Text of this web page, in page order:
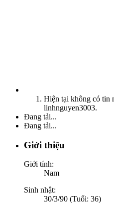
Hiện tại không có tin
linhnguyen3003.
Đang tải...
Đang tải...
Giới thiệu
Giới tính:
Nam
Sinh nhật:
30/3/90 (Tuổi: 36)